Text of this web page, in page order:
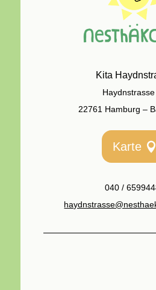
Kita
22761 Hamburg –
Karte
040 /